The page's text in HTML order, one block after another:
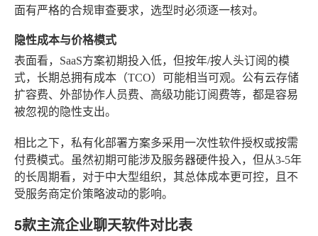
面有严格的合规审查要求，选型时必须逐一核对。
隐性成本与价格模式
表面看，SaaS方案初期投入低，但按年/按人头订阅的模
式，长期总拥有成本（TCO）可能相当可观。公有云存储
扩容费、外部协作人员费、高级功能订阅费等，都是容易
被忽视的隐性支出。
相比之下，私有化部署方案多采用一次性软件授权或按需
付费模式。虽然初期可能涉及服务器硬件投入，但从3-5年
的长周期看，对于中大型组织，其总体成本更可控，且不
受服务商定价策略波动的影响。
5款主流企业聊天软件对比表